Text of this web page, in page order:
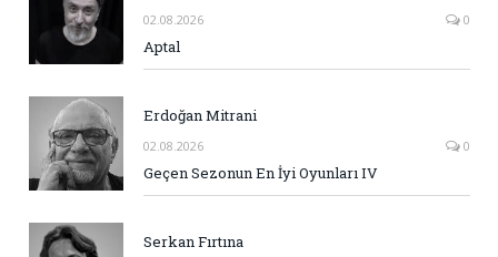
02.08.2026 0
Aptal
Erdoğan Mitrani
02.08.2026 0
Geçen Sezonun En İyi Oyunları IV
Serkan Fırtına